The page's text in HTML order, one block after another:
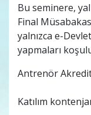
Bu seminere,
Final
yalnızca e-
yapmaları
Antrenör
Katılım